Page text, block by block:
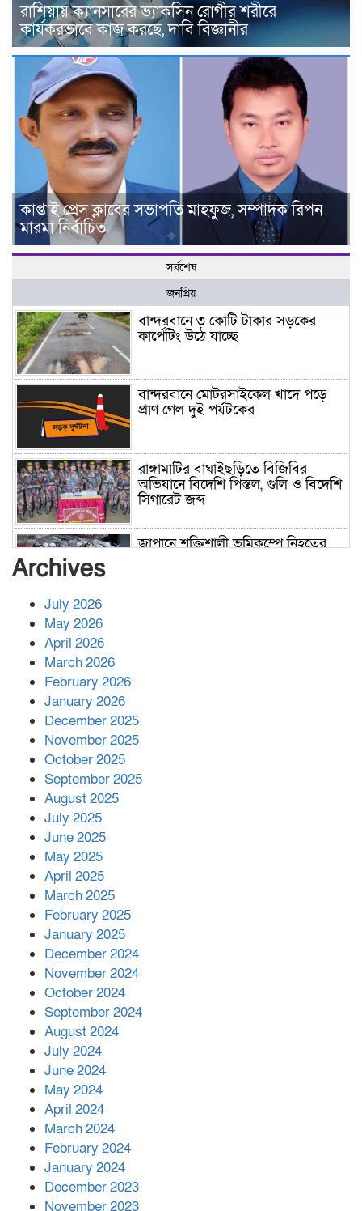
রাশিয়ায় ক্যানসারের ভ্যাকসিন রোগীর শরীরে
কার্যকরভাবে কাজ করছে, দাবি বিজ্ঞানীর
কাপ্তাই প্রেস ক্লাবের সভাপতি মাহফুজ, সম্পাদক রিপন
মারমা নির্বাচিত
সর্বশেষ
জনপ্রিয়
বান্দরবানে ৩ কোটি টাকার সড়কের
কার্পেটিং উঠে যাচ্ছে
বান্দরবানে মোটরসাইকেল খাদে পড়ে
প্রাণ গেল দুই পর্যটকের
রাঙ্গামাটির বাঘাইছড়িতে বিজিবির
অভিযানে বিদেশি পিস্তল, গুলি ও বিদেশি
সিগারেট জব্দ
জাপানে শক্তিশালী ভূমিকম্পে নিহতের
পর ফোন তারেক রহমানের,গ্যাস সঙ্কট
সহায়তা দিলেন সাচিং প্রু জেরী
Archives
July 2026
May 2026
April 2026
March 2026
February 2026
January 2026
December 2025
November 2025
October 2025
September 2025
August 2025
July 2025
June 2025
May 2025
April 2025
March 2025
February 2025
January 2025
December 2024
November 2024
October 2024
September 2024
August 2024
July 2024
June 2024
May 2024
April 2024
March 2024
February 2024
January 2024
December 2023
November 2023